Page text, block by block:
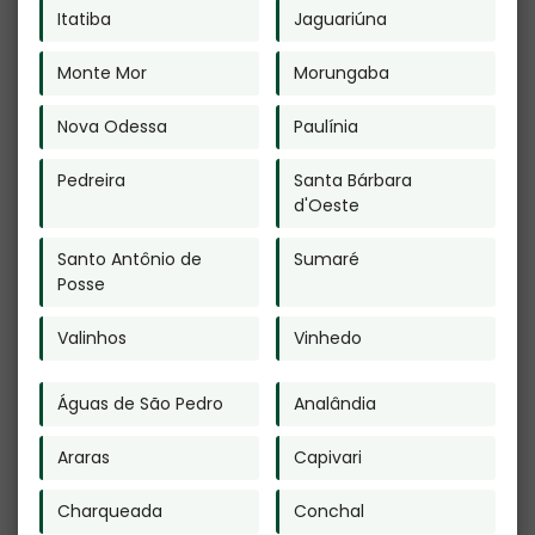
Itatiba Jaguariúna
Monte Mor Morungaba
Nova Odessa Paulínia
Pedreira
Santa Bárbara
d'Oeste
Santo Antônio de
Posse
Sumaré
Valinhos Vinhedo
Águas de São Pedro Analândia
Araras Capivari
Charqueada Conchal
Corpo Humano
em Araçatuba
Cremação em
Animais Quanto
Custa na Vila Rio
Cremação de